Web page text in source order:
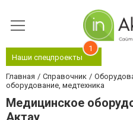
Наши спецпроекты
1
Главная Справочник
оборудование, медтехника
Медицинское
Актау